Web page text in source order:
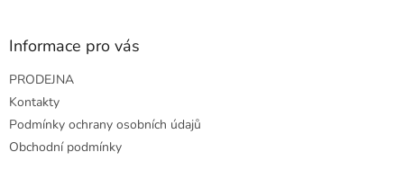
Informace pro vás
PRODEJNA
Kontakty
Podmínky ochrany osobních údajů
Obchodní podmínky